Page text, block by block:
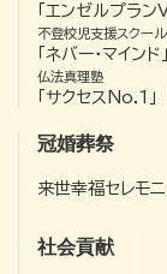
「エンゼルプランV
不登校児支援スクール
「ネバー・マインド」
仏法真理塾
「サクセスNo.1」
冠婚葬祭
来世幸福セレモ
社会貢献